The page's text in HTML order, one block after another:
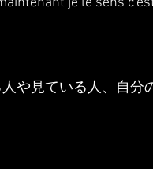
や見ている人、自分